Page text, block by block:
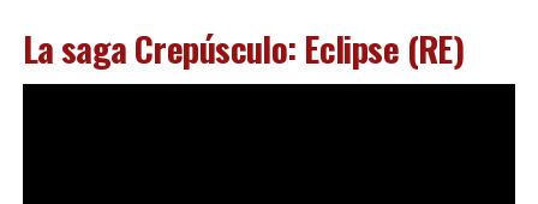
La saga Crepúsculo: Eclipse (RE)